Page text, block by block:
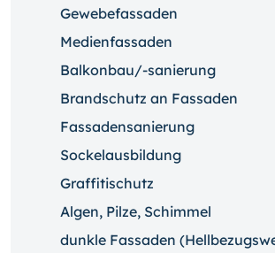
Gewebefassaden
Medienfassaden
Balkonbau/-sanierung
Brandschutz an Fassaden
Fassadensanierung
Sockelausbildung
Graffitischutz
Algen, Pilze, Schimmel
dunkle Fassaden